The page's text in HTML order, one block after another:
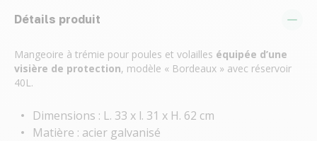
Détails produit
Mangeoire à trémie pour poules et volailles équipée d’une
visière de protection, modèle « Bordeaux » avec réservoir
40L.
Dimensions : L. 33 x l. 31 x H. 62 cm
Matière : acier galvanisé